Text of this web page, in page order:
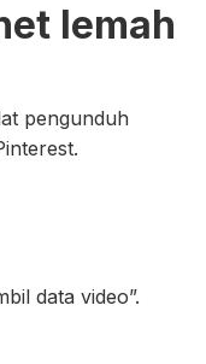
lemah
pengunduh
data video”.